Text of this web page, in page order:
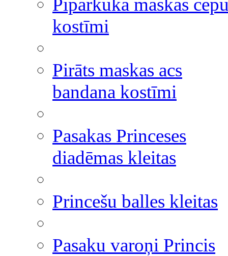
Piparkūka maskas
kostīmi
Pirāts maskas acs
bandana kostīmi
Pasakas Princeses
diadēmas kleitas
Princešu balles kleitas
Pasaku varoņi Princis